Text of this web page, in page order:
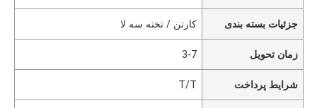
جزئیات بسته بندی کارتن / تخته سه لا
زمان تحویل 3-7
شرایط پرداخت T/T